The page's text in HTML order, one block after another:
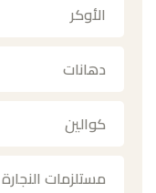
الأوكر
دهانات
كوالين
مستلزمات النجارة